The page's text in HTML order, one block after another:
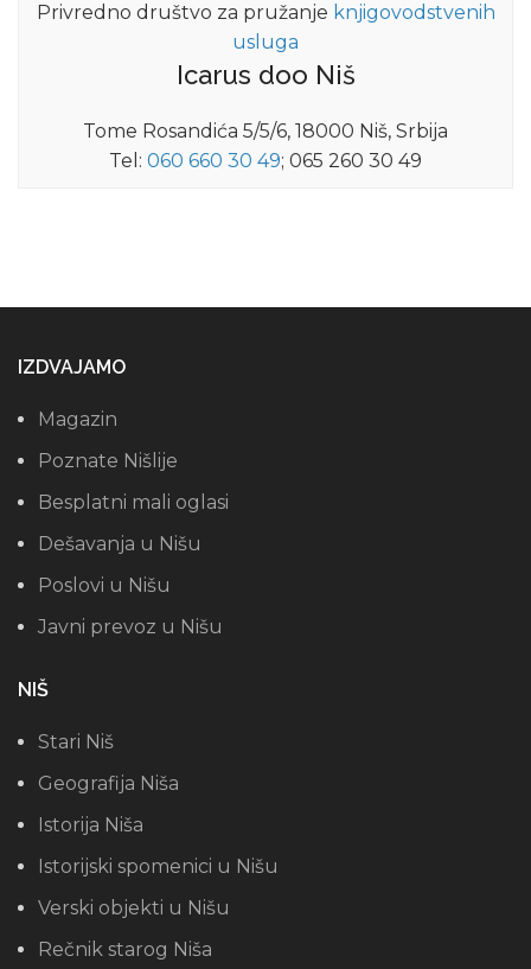
Privredno društvo za pružanje knjigovodstvenih
usluga
Icarus doo Niš
Tome Rosandića 5/5/6, 18000 Niš, Srbija
Tel: 060 660 30 49; 065 260 30 49
IZDVAJAMO
Magazin
Poznate Nišlije
Besplatni mali oglasi
Dešavanja u Nišu
Poslovi u Nišu
Javni prevoz u Nišu
NIŠ
Stari Niš
Geografija Niša
Istorija Niša
Istorijski spomenici u Nišu
Verski objekti u Nišu
Rečnik starog Niša